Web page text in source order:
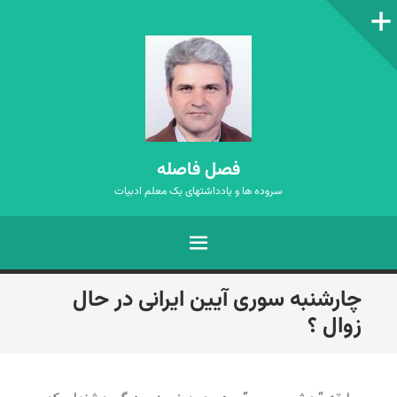
ستون‌کناری
فصل فاصله
سروده ها و یادداشتهای یک معلم ادبیات
فهرست
رفتن
به
نوشته‌ها
چارشنبه سوری آیین ایرانی در حال
زوال ؟